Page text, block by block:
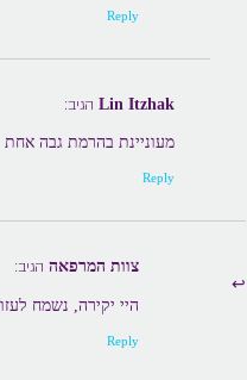
Reply
Lin Itzhak הגיב:
מעוניינת בהרמת גבה אחת
Reply
צוות המרפאה הגיב:
היי יקירה, נשמח
Reply